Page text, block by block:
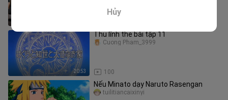
20:53
Thủ lĩnh thẻ bài tập 11
100
Cuong Pham_3999
Nếu Minato dạy Naruto Rasengan
tuilitiancaixinyi
Hủy